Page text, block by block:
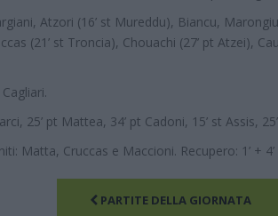
Atzori (16’ st Mureddu), Biancu,
(21’ st Troncia), Chouachi (27’ pt Atzei),
25’ pt Mattea, 34’ pt Cadoni, 15’ st Assis,
Matta, Cruccas e Maccioni. Recupero: 1’ + 4’
PARTITE DELLA GIORNATA